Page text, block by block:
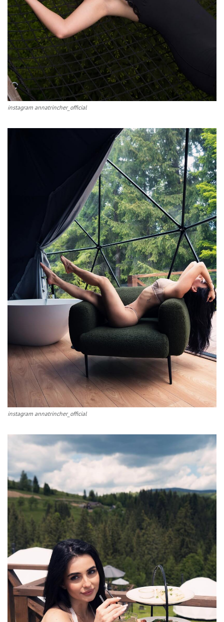
instagram annatrincher_official
instagram annatrincher_official